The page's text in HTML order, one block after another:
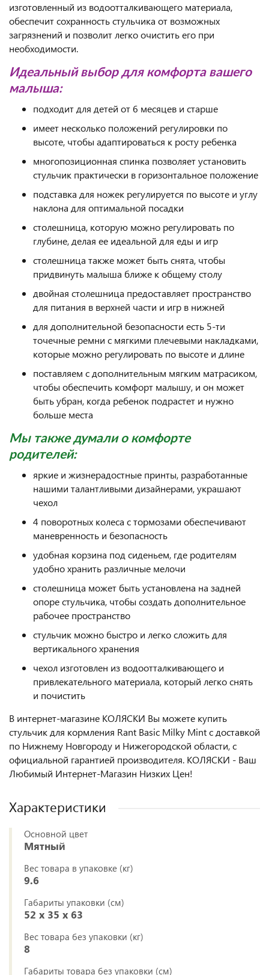
изготовленный из водоотталкивающего материала,
обеспечит сохранность стульчика от возможных
загрязнений и позволит легко очистить его при
необходимости.
Идеальный выбор для комфорта вашего
малыша:
подходит для детей от 6 месяцев и старше
имеет несколько положений регулировки по
высоте, чтобы адаптироваться к росту ребенка
многопозиционная спинка позволяет установить
стульчик практически в горизонтальное положение
подставка для ножек регулируется по высоте и углу
наклона для оптимальной посадки
столешница, которую можно регулировать по
глубине, делая ее идеальной для еды и игр
столешница также может быть снята, чтобы
придвинуть малыша ближе к общему столу
двойная столешница предоставляет пространство
для питания в верхней части и игр в нижней
для дополнительной безопасности есть 5-ти
точечные ремни с мягкими плечевыми накладками,
которые можно регулировать по высоте и длине
поставляем с дополнительным мягким матрасиком,
чтобы обеспечить комфорт малышу, и он может
быть убран, когда ребенок подрастет и нужно
больше места
Мы также думали о комфорте
родителей:
яркие и жизнерадостные принты, разработанные
нашими талантливыми дизайнерами, украшают
чехол
4 поворотных колеса с тормозами обеспечивают
маневренность и безопасность
удобная корзина под сиденьем, где родителям
удобно хранить различные мелочи
столешница может быть установлена на задней
опоре стульчика, чтобы создать дополнительное
рабочее пространство
стульчик можно быстро и легко сложить для
вертикального хранения
чехол изготовлен из водоотталкивающего и
привлекательного материала, который легко снять
и почистить
В интернет-магазине КОЛЯСКИ Вы можете купить
стульчик для кормления Rant Basic Milky Mint с доставкой
по Нижнему Новгороду и Нижегородской области, с
официальной гарантией производителя. КОЛЯСКИ - Ваш
Любимый Интернет-Магазин Низких Цен!
Характеристики
Основной цвет
Мятный
Вес товара в упаковке (кг)
9.6
Габариты упаковки (см)
52 x 35 x 63
Вес товара без упаковки (кг)
8
Габариты товара без упаковки (см)